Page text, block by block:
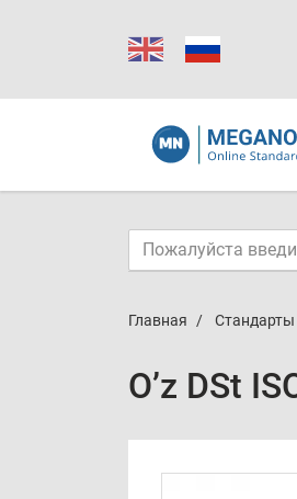
Главная Стандарты
O’z DSt